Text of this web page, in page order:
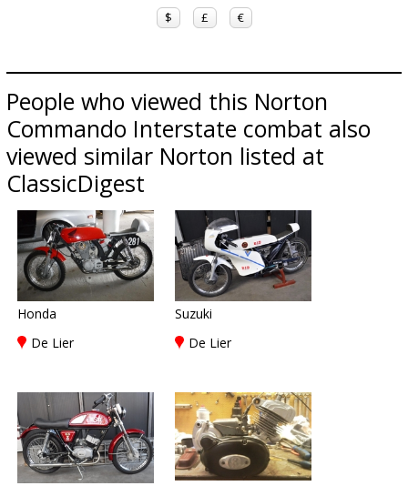
$ £ €
People who viewed this Norton
Commando Interstate combat also
viewed similar Norton listed at
ClassicDigest
Honda
De Lier
Suzuki
De Lier